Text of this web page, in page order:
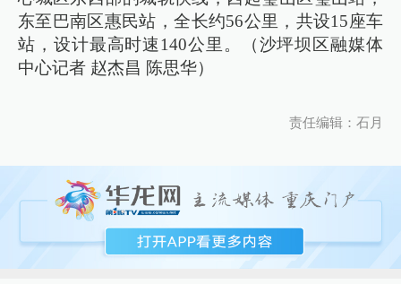
东至巴南区惠民站，全长约56公里，共设15座车
站，设计最高时速140公里。（沙坪坝区融媒体
中心记者 赵杰昌 陈思华）
责任编辑：石月